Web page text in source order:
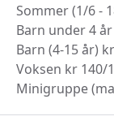
Sommer (1/6 -
Barn under 4
Barn (4-15 år)
Voksen kr 140/
Minigruppe